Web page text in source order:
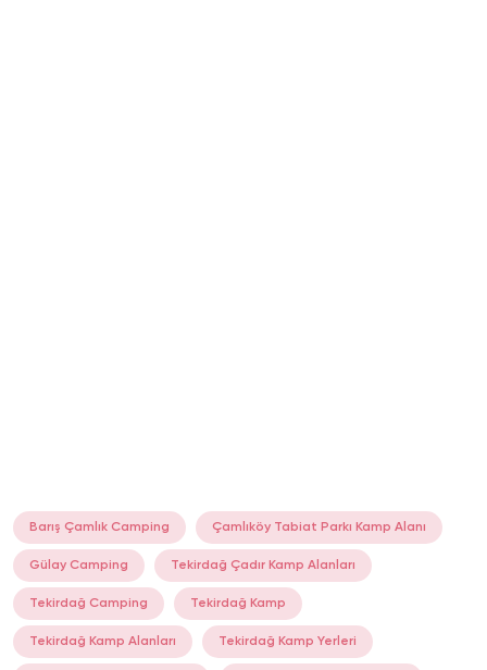
Barış Çamlık Camping Çamlıköy Tabiat Parkı Kamp Alanı
Gülay Camping Tekirdağ Çadır Kamp Alanları
Tekirdağ Camping Tekirdağ Kamp
Tekirdağ Kamp Alanları Tekirdağ Kamp Yerleri